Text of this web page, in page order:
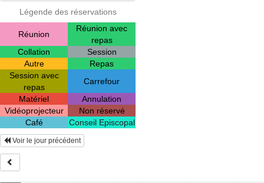
Légende des réservations
Réunion
Réunion avec
repas
Collation
Session
Autre
Repas
Session avec
repas
Carrefour
Matériel
Annulation
Vidéoprojecteur
Non réservé
Café
Conseil Episcopal
Voir le jour précédent